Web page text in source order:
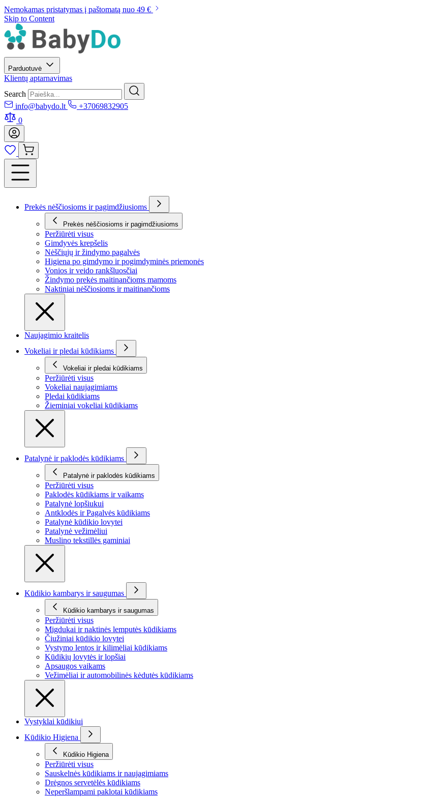
Nemokamas pristatymas į paštomatą nuo 49 €
Skip to Content
Parduotuvė
Klientų aptarnavimas
Search
info@babydo.lt
+37069832905
0
Prekės nėščiosioms ir pagimdžiusioms
Prekės nėščiosioms ir pagimdžiusioms
Peržiūrėti visus
Gimdyvės krepšelis
Nėščiųjų ir žindymo pagalvės
Higiena po gimdymo ir pogimdyminės priemonės
Vonios ir veido rankšluosčiai
Žindymo prekės maitinančioms mamoms
Naktiniai nėščiosioms ir maitinančioms
Naujagimio kraitelis
Vokeliai ir pledai kūdikiams
Vokeliai ir pledai kūdikiams
Peržiūrėti visus
Vokeliai naujagimiams
Pledai kūdikiams
Žieminiai vokeliai kūdikiams
Patalynė ir paklodės kūdikiams
Patalynė ir paklodės kūdikiams
Peržiūrėti visus
Paklodės kūdikiams ir vaikams
Patalynė lopšiukui
Antklodės ir Pagalvės kūdikiams
Patalynė kūdikio lovytei
Patalynė vežimėliui
Muslino tekstillės gaminiai
Kūdikio kambarys ir saugumas
Kūdikio kambarys ir saugumas
Peržiūrėti visus
Migdukai ir naktinės lemputės kūdikiams
Čiužiniai kūdikio lovytei
Vystymo lentos ir kilimėliai kūdikiams
Kūdikių lovytės ir lopšiai
Apsaugos vaikams
Vežimėliai ir automobilinės kėdutės kūdikiams
Vystyklai kūdikiui
Kūdikio Higiena
Kūdikio Higiena
Peržiūrėti visus
Sauskelnės kūdikiams ir naujagimiams
Drėgnos servetėlės kūdikiams
Neperšlampami paklotai kūdikiams